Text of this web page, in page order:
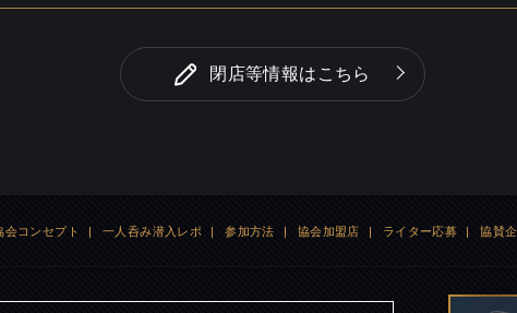
閉店等情報はこちら
会コンセプト | 一人呑み潜入レポ | 参加方法 | 協会加盟店 | ライター応募 | 協賛